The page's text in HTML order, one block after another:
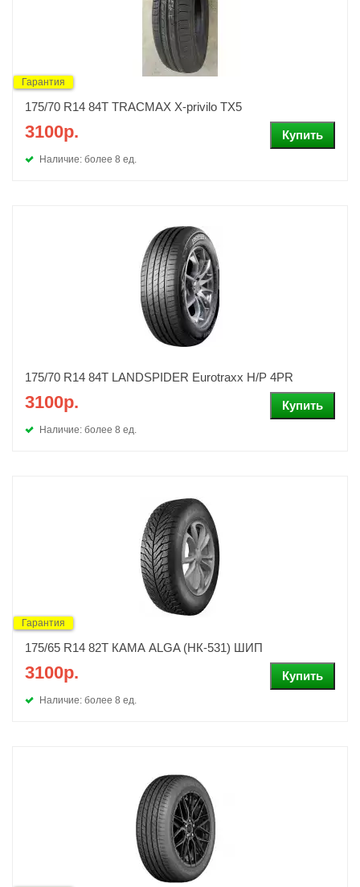
Гарантия
175/70 R14 84T TRACMAX X-privilo TX5
3100р.
Наличие: более 8 ед.
175/70 R14 84T LANDSPIDER Eurotraxx H/P 4PR
3100р.
Наличие: более 8 ед.
Гарантия
175/65 R14 82T КАМА ALGA (НК-531) ШИП
3100р.
Наличие: более 8 ед.